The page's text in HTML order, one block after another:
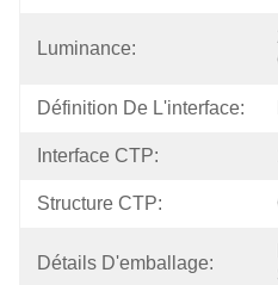
Luminance:
Définition De L'interface:
Interface CTP:
Structure CTP:
Détails D'emballage: